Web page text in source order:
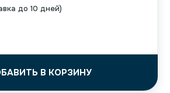
до 10 дней)
В КОРЗИНУ